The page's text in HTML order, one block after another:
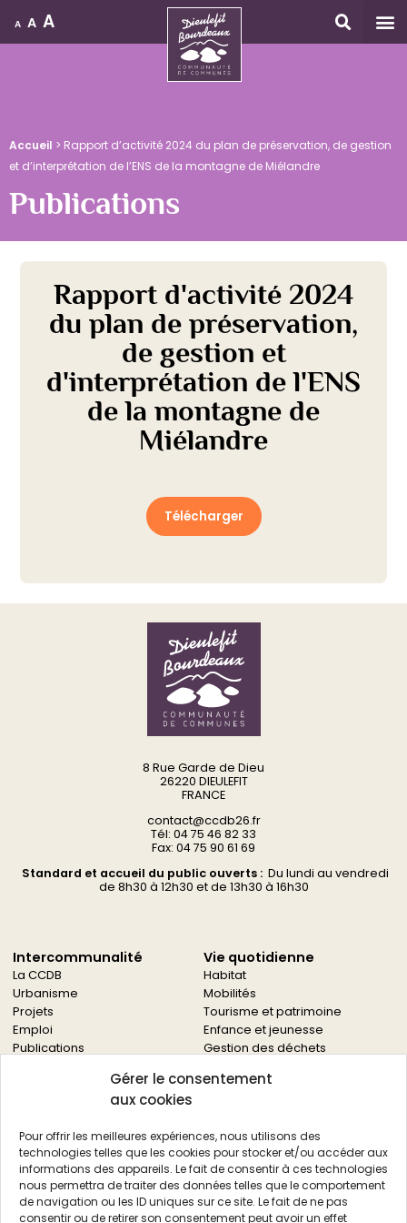
Gérer le consentement
aux cookies
Pour offrir les meilleures expériences, nous utilisons des
technologies telles que les cookies pour stocker et/ou accéder aux
informations des appareils. Le fait de consentir à ces technologies
nous permettra de traiter des données telles que le comportement
de navigation ou les ID uniques sur ce site. Le fait de ne pas
consentir ou de retirer son consentement peut avoir un effet
A A A
Accueil > Rapport d’activité 2024 du plan de préservation, de gestion
et d’interprétation de l’ENS de la montagne de Miélandre
Publications
Télécharger
Rapport d'activité 2024
du plan de préservation,
de gestion et
d'interprétation de l'ENS
de la montagne de
Miélandre
8 Rue Garde de Dieu
26220 DIEULEFIT
FRANCE
contact@ccdb26.fr
Tél: 04 75 46 82 33
Fax: 04 75 90 61 69
Standard et accueil du public ouverts :Du lundi au vendredi
de 8h30 à 12h30 et de 13h30 à 16h30
Intercommunalité
La CCDB
Urbanisme
Projets
Emploi
Publications
Vie quotidienne
Habitat
Mobilités
Tourisme et patrimoine
Enfance et jeunesse
Gestion des déchets
Culture
Autres services
Économie locale
Agriculture
Filière bois
Actualités